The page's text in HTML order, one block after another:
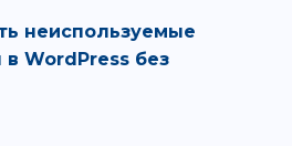
неиспользуемые
WordPress без